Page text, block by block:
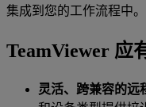
集成到您的工作流程中。
TeamViewer 应
灵活、跨兼容的远